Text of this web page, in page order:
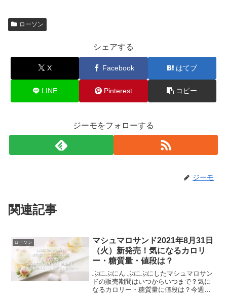
ローソン
シェアする
X Facebook はてブ
LINE Pinterest コピー
ジーモをフォローする
ジーモ
関連記事
ローソン
マシュマロサンド2021年8月31日
（火）新発売！気になるカロリ
ー・糖質量・値段は？
ぷにぷにん ぷにぷにしたマシュマロサン
ドの販売期間はいつからいつまで？気に
なるカロリー・糖質量に値段は？今週の